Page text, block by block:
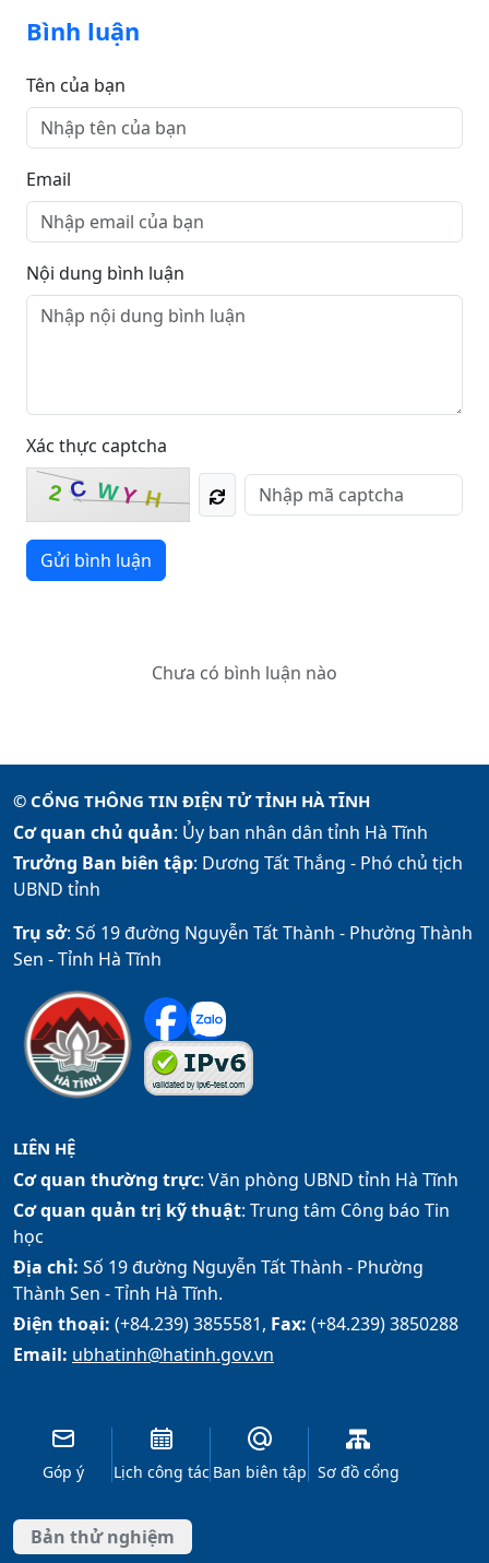
Bình luận
Tên của bạn
Email
Nội dung bình luận
Xác thực captcha
2 C WYH
Gửi bình luận
Chưa có bình luận nào
© CỔNG THÔNG TIN ĐIỆN TỬ TỈNH HÀ TĨNH
Cơ quan chủ quản: Ủy ban nhân dân tỉnh Hà Tĩnh
Trưởng Ban biên tập: Dương Tất Thắng - Phó chủ tịch
UBND tỉnh
Trụ sở: Số 19 đường Nguyễn Tất Thành - Phường Thành
Sen - Tỉnh Hà Tĩnh
LIÊN HỆ
Cơ quan thường trực: Văn phòng UBND tỉnh Hà Tĩnh
Cơ quan quản trị kỹ thuật: Trung tâm Công báo Tin
học
Địa chỉ: Số 19 đường Nguyễn Tất Thành - Phường
Thành Sen - Tỉnh Hà Tĩnh.
Điện thoại: (+84.239) 3855581, Fax: (+84.239) 3850288
Email: ubhatinh@hatinh.gov.vn
Góp ý Lịch công tác Ban biên tập Sơ đồ cổng
Bản thử nghiệm